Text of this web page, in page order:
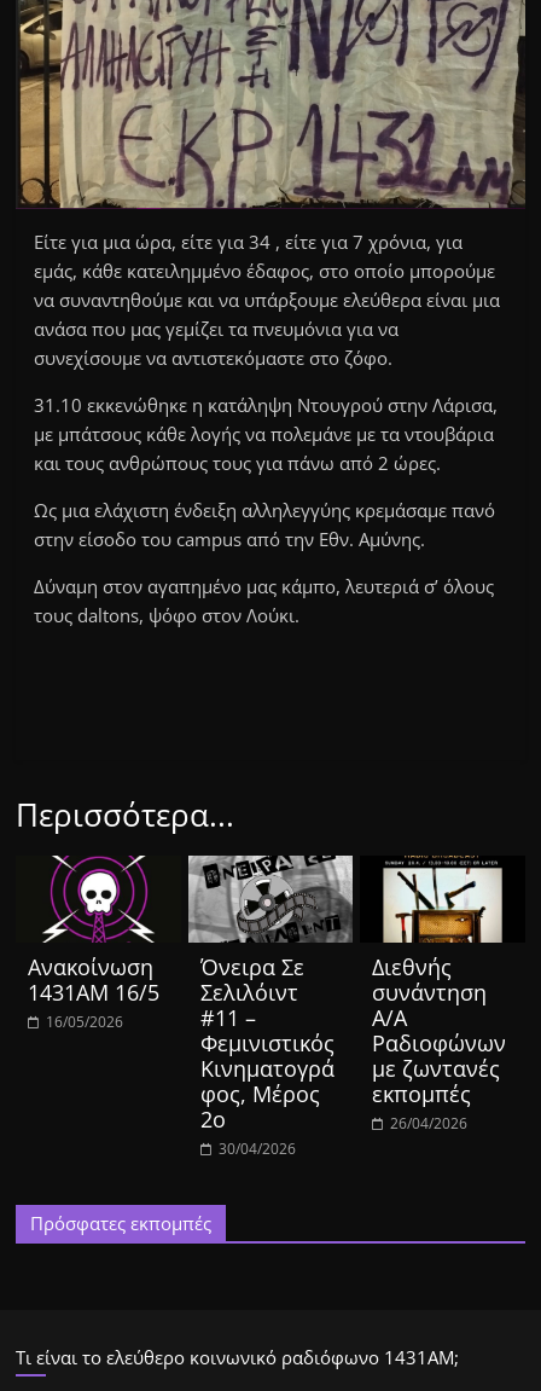
Είτε για μια ώρα, είτε για 34 , είτε για 7 χρόνια, για
εμάς, κάθε κατειλημμένο έδαφος, στο οποίο μπορούμε
να συναντηθούμε και να υπάρξουμε ελεύθερα είναι μια
ανάσα που μας γεμίζει τα πνευμόνια για να
συνεχίσουμε να αντιστεκόμαστε στο ζόφο.
31.10 εκκενώθηκε η κατάληψη Ντουγρού στην Λάρισα,
με μπάτσους κάθε λογής να πολεμάνε με τα ντουβάρια
και τους ανθρώπους τους για πάνω από 2 ώρες.
Ως μια ελάχιστη ένδειξη αλληλεγγύης κρεμάσαμε πανό
στην είσοδο του campus από την Εθν. Αμύνης.
Δύναμη στον αγαπημένο μας κάμπο, λευτεριά σ’ όλους
τους daltons, ψόφο στον Λούκι.
Περισσότερα...
Ανακοίνωση
1431ΑΜ 16/5
16/05/2026
Όνειρα Σε
Σελιλόιντ
#11 –
Φεμινιστικός
Κινηματογρά
φος, Μέρος
2ο
30/04/2026
Διεθνής
συνάντηση
Α/Α
Ραδιοφώνων
με ζωντανές
εκπομπές
26/04/2026
Πρόσφατες εκπομπές
Τι είναι το ελεύθερο κοινωνικό ραδιόφωνο 1431ΑΜ;